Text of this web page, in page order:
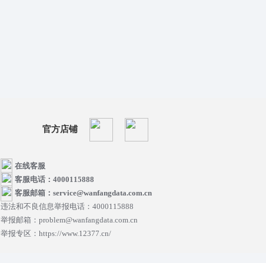
官方店铺
在线客服
客服电话：4000115888
客服邮箱：service@wanfangdata.com.cn
违法和不良信息举报电话：4000115888
举报邮箱：problem@wanfangdata.com.cn
举报专区：https://www.12377.cn/